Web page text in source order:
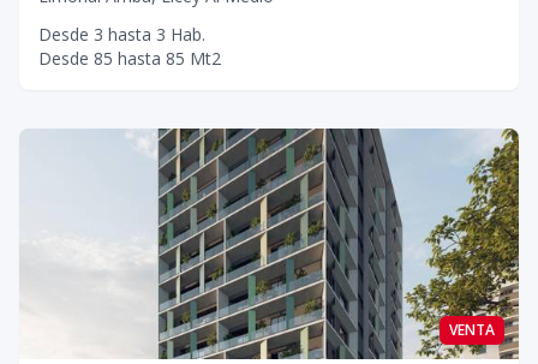
Desde 3 hasta 3 Hab.
Desde 85 hasta 85 Mt2
VENTA